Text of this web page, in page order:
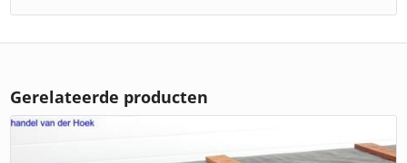
Gerelateerde producten